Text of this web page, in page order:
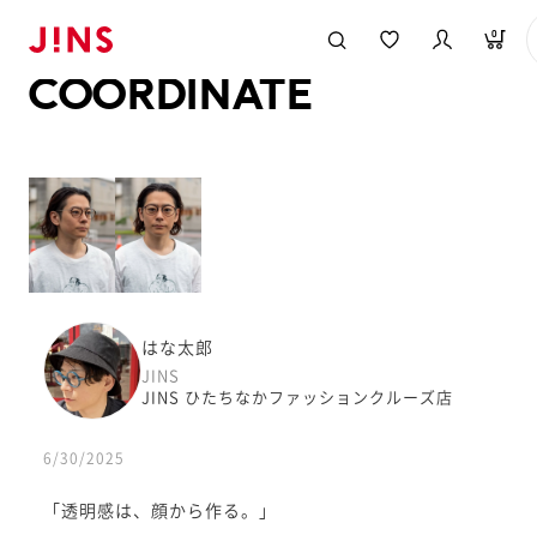
0
COORDINATE
はな太郎
JINS
JINS ひたちなかファッションクルーズ店
6/30/2025
「透明感は、顔から作る。」